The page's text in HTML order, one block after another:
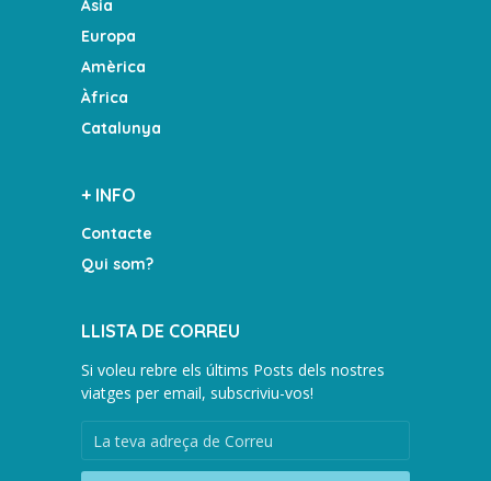
Àsia
Europa
Amèrica
Àfrica
Catalunya
+ INFO
Contacte
Qui som?
LLISTA DE CORREU
Si voleu rebre els últims Posts dels nostres
viatges per email, subscriviu-vos!